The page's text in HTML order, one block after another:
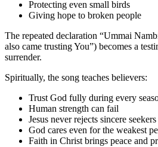
Protecting even small birds
Giving hope to broken people
The repeated declaration “Ummai
also came trusting You”) becomes a
surrender.
Spiritually, the song teaches believers:
Trust God fully during every
Human strength can fail
Jesus never rejects sincere seekers
God cares even for the weakest
Faith in Christ brings peace and